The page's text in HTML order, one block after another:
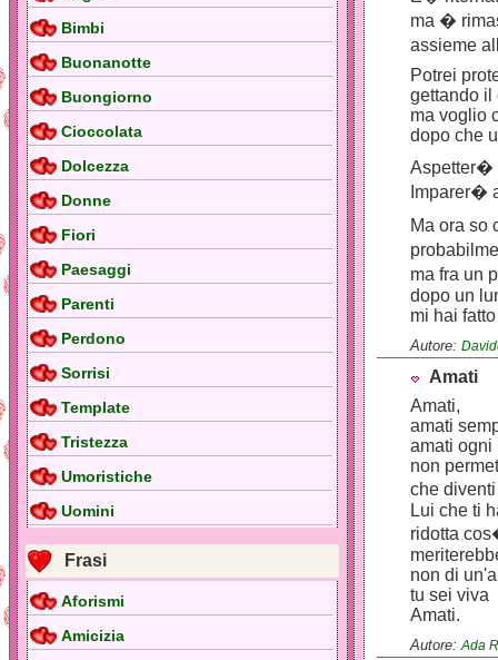
Bimbi
Buonanotte
Buongiorno
Cioccolata
Dolcezza
Donne
Fiori
Paesaggi
Parenti
Perdono
Sorrisi
Template
Tristezza
Umoristiche
Uomini
Frasi
Aforismi
Amicizia
ma �
assieme
Potrei
gettando il
ma voglio
dopo che
Aspetter�
Imparer�
Ma ora
ma fra un
dopo un
mi hai
Autore:
Amati
Amati,
amati
amati ogni
non
che
Lui che ti
ridotta
non di
tu sei viva
Amati.
Autore:Ada